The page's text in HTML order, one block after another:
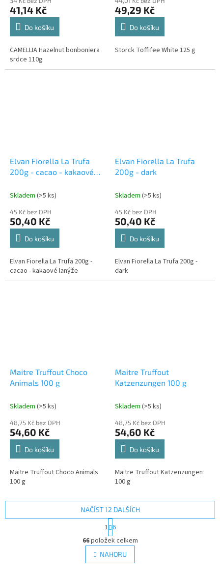
41,14 Kč
Do košíku
CAMELLIA Hazelnut bonboniera
srdce 110g
49,29 Kč
Do košíku
Storck Toffifee White 125 g
Elvan Fiorella La Trufa
200g - cacao - kakaové
Skladem (>5 ks)
45 Kč bez DPH
50,40 Kč
Do košíku
Elvan Fiorella La Trufa 200g -
cacao - kakaové lanýže
Elvan Fiorella La Trufa
200g - dark
Skladem (>5 ks)
45 Kč bez DPH
50,40 Kč
Do košíku
Elvan Fiorella La Trufa 200g -
dark
Maitre Truffout Choco
Animals 100 g
Skladem (>5 ks)
48,75 Kč bez DPH
54,60 Kč
Do košíku
Maitre Truffout Choco Animals
100 g
Maitre Truffout
Katzenzungen 100 g
Skladem (>5 ks)
48,75 Kč bez DPH
54,60 Kč
Do košíku
Maitre Truffout Katzenzungen
100 g
O
v
l
á
NAČÍST 12 DALŠÍCH
t
r
á
n
k
1 6
66položek celkem
NAHORU